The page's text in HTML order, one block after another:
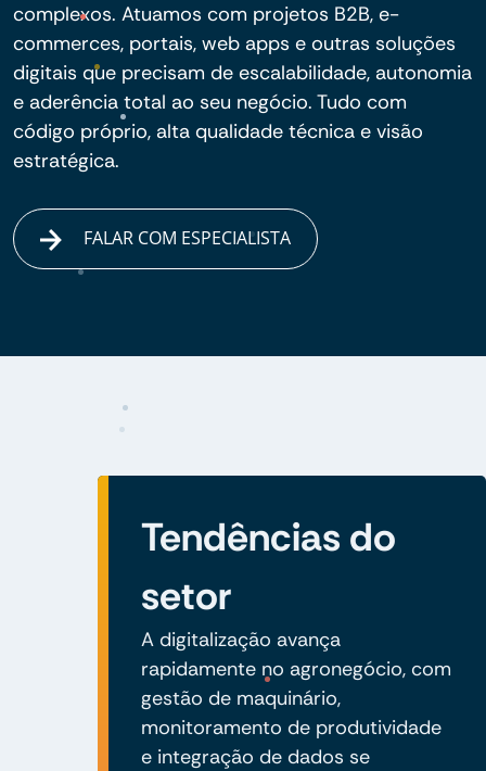
complexos. Atuamos com projetos B2B, e-
commerces, portais, web apps e outras soluções
digitais que precisam de escalabilidade, autonomia
e aderência total ao seu negócio. Tudo com
código próprio, alta qualidade técnica e visão
estratégica.
FALAR COM ESPECIALISTA
Tendências do
setor
A digitalização avança
rapidamente no agronegócio, com
gestão de maquinário,
monitoramento de produtividade
e integração de dados se